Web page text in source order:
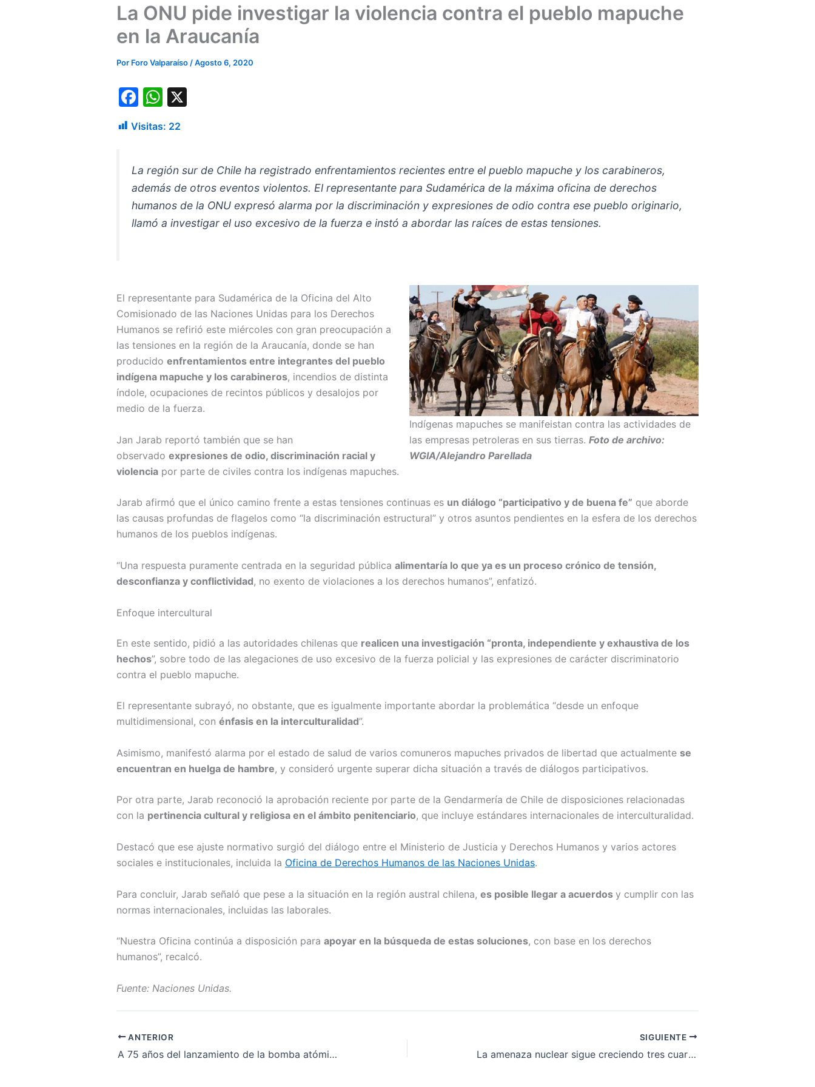
La ONU pide investigar la violencia contra el pueblo mapuche
en la Araucanía
Por Foro Valparaíso /Agosto 6, 2020
F
c
b
o
o
k
W
at
A
p
p
Visitas: 22
La región sur de Chile ha registrado enfrentamientos recientes entre el pueblo mapuche y los carabineros,
además de otros eventos violentos. El representante para Sudamérica de la máxima oficina de derechos
humanos de la ONU expresó alarma por la discriminación y expresiones de odio contra ese pueblo originario,
llamó a investigar el uso excesivo de la fuerza e instó a abordar las raíces de estas tensiones.
Indígenas mapuches se manifeistan contra las actividades de
las empresas petroleras en sus tierras. Foto de archivo:
WGIA/Alejandro Parellada
El representante para Sudamérica de la Oficina del Alto
Comisionado de las Naciones Unidas para los Derechos
Humanos se refirió este miércoles con gran preocupación a
las tensiones en la región de la Araucanía, donde se han
producido enfrentamientos entre integrantes del pueblo
indígena mapuche y los carabineros, incendios de distinta
índole, ocupaciones de recintos públicos y desalojos por
medio de la fuerza.
Jan Jarab reportó también que se han
observado expresiones de odio, discriminación racial y
violencia por parte de civiles contra los indígenas mapuches.
Jarab afirmó que el único camino frente a estas tensiones continuas es un diálogo “participativo y de buena fe” que aborde
las causas profundas de flagelos como “la discriminación estructural” y otros asuntos pendientes en la esfera de los derechos
humanos de los pueblos indígenas.
“Una respuesta puramente centrada en la seguridad pública alimentaría lo que ya es un proceso crónico de tensión,
desconfianza y conflictividad, no exento de violaciones a los derechos humanos”, enfatizó.
Enfoque intercultural
En este sentido, pidió a las autoridades chilenas que realicen una investigación “pronta, independiente y exhaustiva de los
hechos”, sobre todo de las alegaciones de uso excesivo de la fuerza policial y las expresiones de carácter discriminatorio
contra el pueblo mapuche.
El representante subrayó, no obstante, que es igualmente importante abordar la problemática “desde un enfoque
multidimensional, con énfasis en la interculturalidad”.
Asimismo, manifestó alarma por el estado de salud de varios comuneros mapuches privados de libertad que actualmente se
encuentran en huelga de hambre, y consideró urgente superar dicha situación a través de diálogos participativos.
Por otra parte, Jarab reconoció la aprobación reciente por parte de la Gendarmería de Chile de disposiciones relacionadas
con la pertinencia cultural y religiosa en el ámbito penitenciario, que incluye estándares internacionales de interculturalidad.
Destacó que ese ajuste normativo surgió del diálogo entre el Ministerio de Justicia y Derechos Humanos y varios actores
sociales e institucionales, incluida la Oficina de Derechos Humanos de las Naciones Unidas.
Para concluir, Jarab señaló que pese a la situación en la región austral chilena, es posible llegar a acuerdos y cumplir con las
normas internacionales, incluidas las laborales.
“Nuestra Oficina continúa a disposición para apoyar en la búsqueda de estas soluciones, con base en los derechos
humanos”, recalcó.
Fuente: Naciones Unidas.
ANTERIOR
A 75 años del lanzamiento de la bomba atómica sobre Hiroshima, el mundo aún no elimina las armas nucleares
SIGUIENTE
La amenaza nuclear sigue creciendo tres cuartos de siglo después del bombardeo de Nagasaki